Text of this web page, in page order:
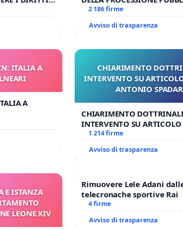
(ART. 3 UDG)
CORPUS DOMINI A MILANO
2 186 firme
Avviso di trasparenza
ITALIA A
A
CHIARIMENTO
INTERVENTO SU
ANTONIO
CHIARIMENTO
INTERVENTO SU ARTICOLO
ANTONIO SPADARO
1 214 firme
Avviso di trasparenza
E ISTANZA
LEONE XIV
Rimuovere Lele Adani
telecronache sportive Rai
4 firme
Avviso di trasparenza